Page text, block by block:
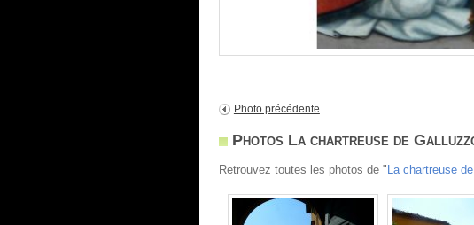
Photo précédente
Photos La chartreuse de
Retrouvez toutes les photos de "La chartreuse